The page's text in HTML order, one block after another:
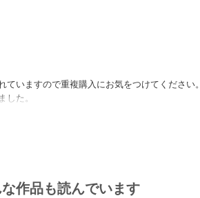
ていますので重複購入にお気をつけてください。
した。
作品も読んでいます